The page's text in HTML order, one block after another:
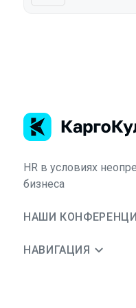
HR в условиях
бизнеса
НАШИ
НАВИГАЦИЯ